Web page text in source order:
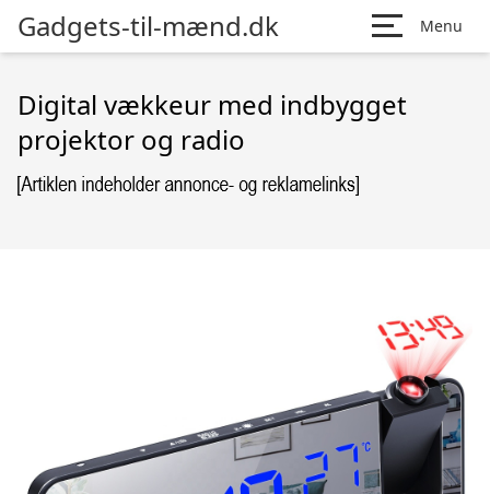
Gadgets-til-mænd.dk Menu
Digital vækkeur med indbygget
projektor og radio